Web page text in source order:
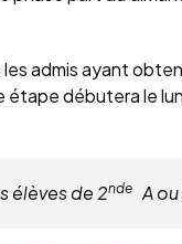
admis ayant
débutera le
élèves de 2ndeA ou